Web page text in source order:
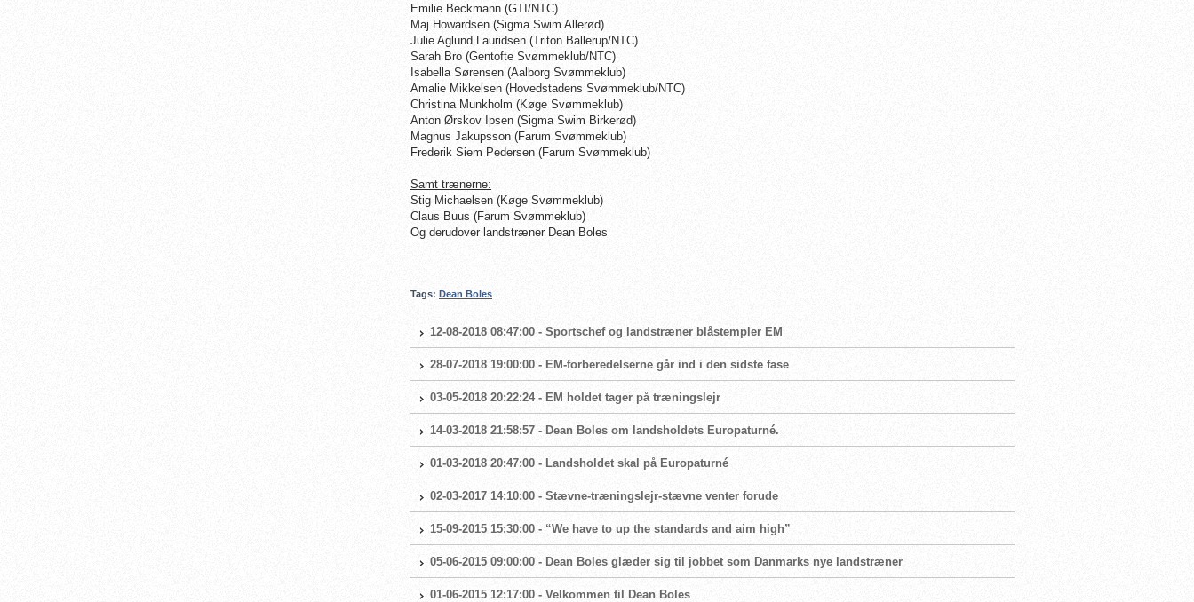
Emilie Beckmann (GTI/NTC)
Maj Howardsen (Sigma Swim Allerød)
Julie Aglund Lauridsen (Triton Ballerup/NTC)
Sarah Bro (Gentofte Svømmeklub/NTC)
Isabella Sørensen (Aalborg Svømmeklub)
Amalie Mikkelsen (Hovedstadens Svømmeklub/NTC)
Christina Munkholm (Køge Svømmeklub)
Anton Ørskov Ipsen (Sigma Swim Birkerød)
Magnus Jakupsson (Farum Svømmeklub)
Frederik Siem Pedersen (Farum Svømmeklub)
Samt trænerne:
Stig Michaelsen (Køge Svømmeklub)
Claus Buus (Farum Svømmeklub)
Og derudover landstræner Dean Boles
Tags: Dean Boles
12-08-2018 08:47:00 - Sportschef og landstræner blåstempler EM
28-07-2018 19:00:00 - EM-forberedelserne går ind i den sidste fase
03-05-2018 20:22:24 - EM holdet tager på træningslejr
14-03-2018 21:58:57 - Dean Boles om landsholdets Europaturné.
01-03-2018 20:47:00 - Landsholdet skal på Europaturné
02-03-2017 14:10:00 - Stævne-træningslejr-stævne venter forude
15-09-2015 15:30:00 - “We have to up the standards and aim high”
05-06-2015 09:00:00 - Dean Boles glæder sig til jobbet som Danmarks nye landstræner
01-06-2015 12:17:00 - Velkommen til Dean Boles